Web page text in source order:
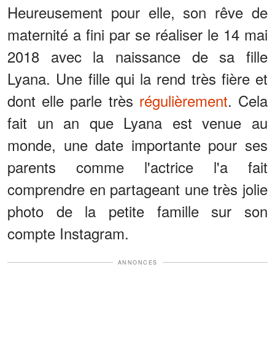
Heureusement pour elle, son rêve de
maternité a fini par se réaliser le 14 mai
2018 avec la naissance de sa fille
Lyana. Une fille qui la rend très fière et
dont elle parle très régulièrement. Cela
fait un an que Lyana est venue au
monde, une date importante pour ses
parents comme l'actrice l'a fait
comprendre en partageant une très jolie
photo de la petite famille sur son
compte Instagram.
ANNONCES